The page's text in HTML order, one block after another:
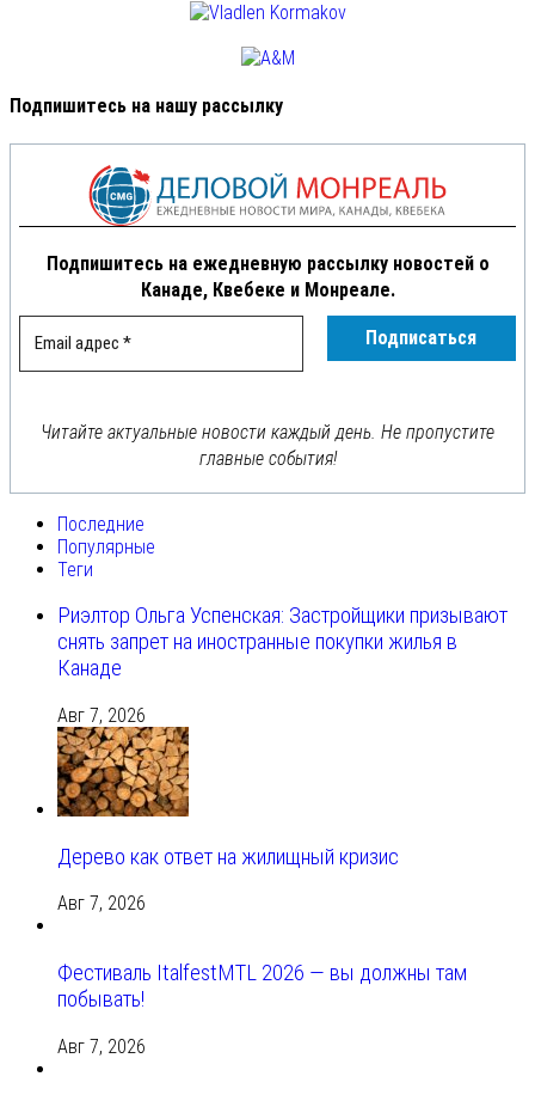
Подпишитесь на нашу рассылку
Подпишитесь на ежедневную рассылку новостей о
Канаде, Квебеке и Монреале.
Читайте актуальные новости каждый день. Не пропустите
главные события!
Последние
Популярные
Теги
Риэлтор Ольга Успенская: Застройщики призывают
снять запрет на иностранные покупки жилья в
Канаде
Авг 7, 2026
Дерево как ответ на жилищный кризис
Авг 7, 2026
Фестиваль ItalfestMTL 2026 — вы должны там
побывать!
Авг 7, 2026